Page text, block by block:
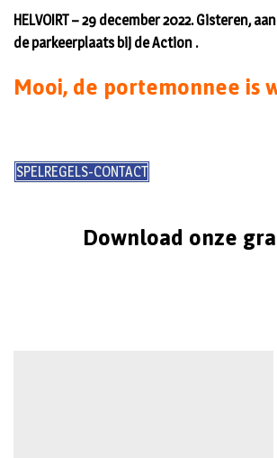
HELVOIRT – 29 december 2022. Gisteren,
de parkeerplaats bij de Action .
Mooi, de portemonnee is
SPELREGELS-CONTACT
Download onze